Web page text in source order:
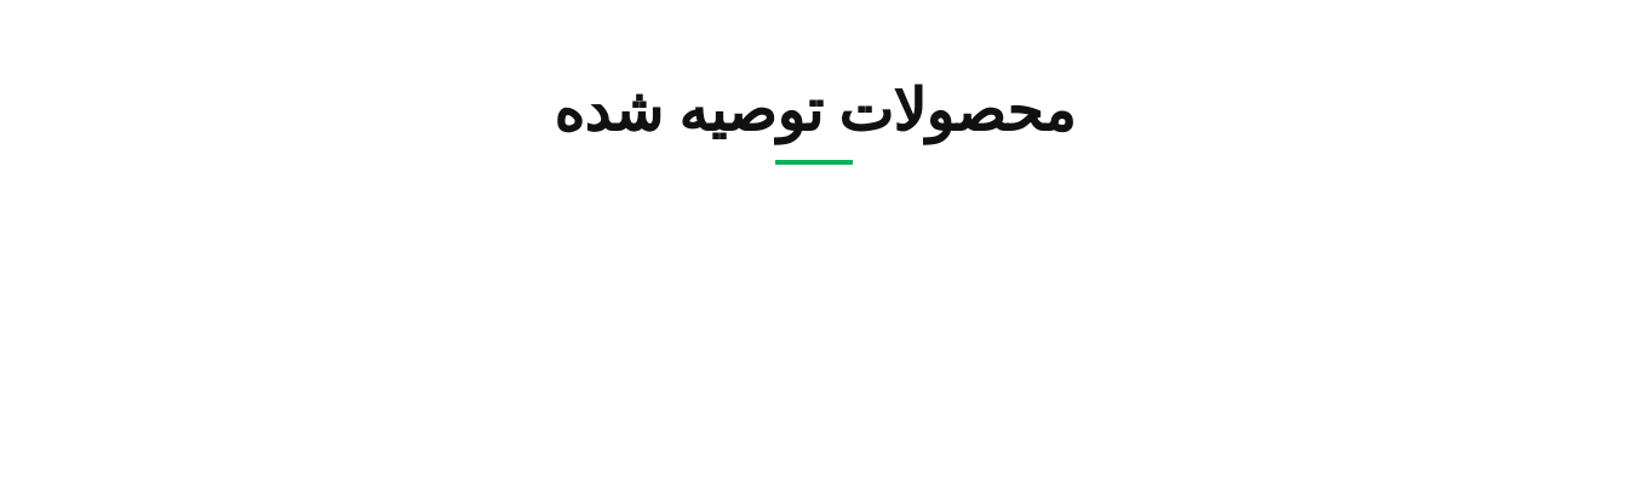
محصولات توصیه شده